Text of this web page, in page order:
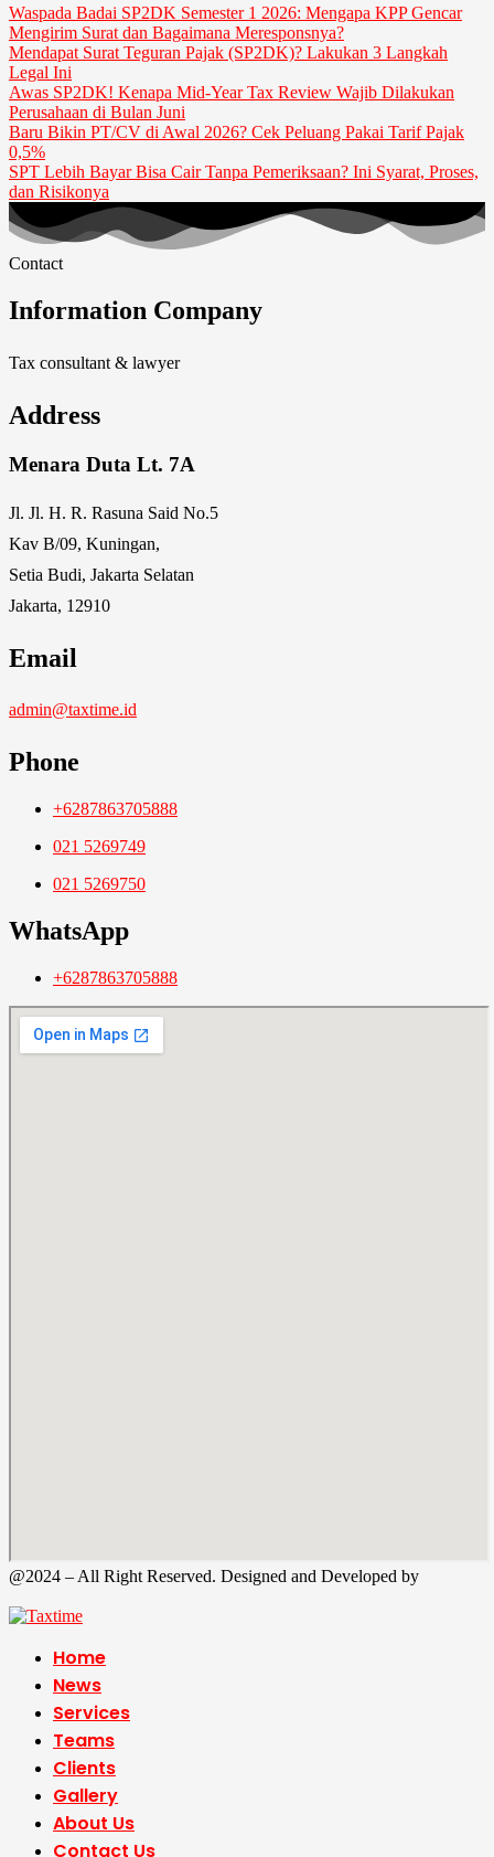
Waspada Badai SP2DK Semester 1 2026: Mengapa KPP Gencar
Mengirim Surat dan Bagaimana Meresponsnya?
Mendapat Surat Teguran Pajak (SP2DK)? Lakukan 3 Langkah
Legal Ini
Awas SP2DK! Kenapa Mid-Year Tax Review Wajib Dilakukan
Perusahaan di Bulan Juni
Baru Bikin PT/CV di Awal 2026? Cek Peluang Pakai Tarif Pajak
0,5%
SPT Lebih Bayar Bisa Cair Tanpa Pemeriksaan? Ini Syarat, Proses,
dan Risikonya
Contact
Information Company
Tax consultant & lawyer
Address
Menara Duta Lt. 7A
Jl. Jl. H. R. Rasuna Said No.5
Kav B/09, Kuningan,
Setia Budi, Jakarta Selatan
Jakarta, 12910
Email
admin@taxtime.id
Phone
+6287863705888
021 5269749
021 5269750
WhatsApp
+6287863705888
@2024 – All Right Reserved. Designed and Developed by
Home
News
Services
Teams
Clients
Gallery
About Us
Contact Us